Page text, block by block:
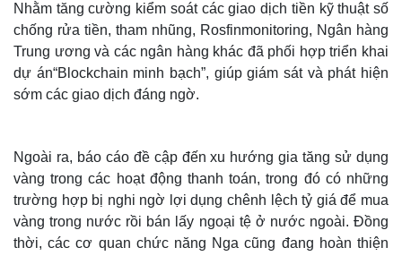
Nhằm tăng cường kiểm soát các giao dịch tiền kỹ thuật số
chống rửa tiền, tham nhũng, Rosfinmonitoring, Ngân hàng
Trung ương và các ngân hàng khác đã phối hợp triển khai
dự án“Blockchain minh bạch”, giúp giám sát và phát hiện
sớm các giao dịch đáng ngờ.
Ngoài ra, báo cáo đề cập đến xu hướng gia tăng sử dụng
vàng trong các hoạt động thanh toán, trong đó có những
trường hợp bị nghi ngờ lợi dụng chênh lệch tỷ giá để mua
vàng trong nước rồi bán lấy ngoại tệ ở nước ngoài. Đồng
thời, các cơ quan chức năng Nga cũng đang hoàn thiện